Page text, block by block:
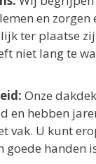
en zorgen
ter plaatse
niet lang te
Onze
en hebben
vak. U kunt
goede handen